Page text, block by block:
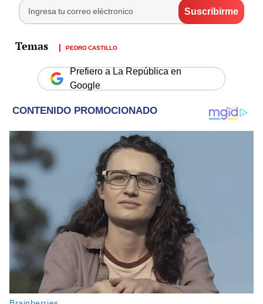
PEDRO CASTILLO
Prefiero a La República en
Google